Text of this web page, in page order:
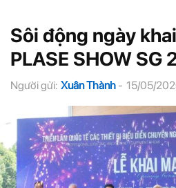
Sôi động ngày
PLASE SHOW SG
Người gửi: Xuân Thành - 15/05/